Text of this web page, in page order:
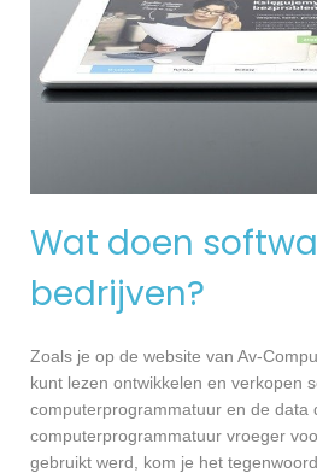
Wat doen
bedrijven?
Zoals je op de website van Av-
kunt lezen ontwikkelen en verkopen
computerprogrammatuur en de data
computerprogrammatuur vroeger
gebruikt werd, kom je het